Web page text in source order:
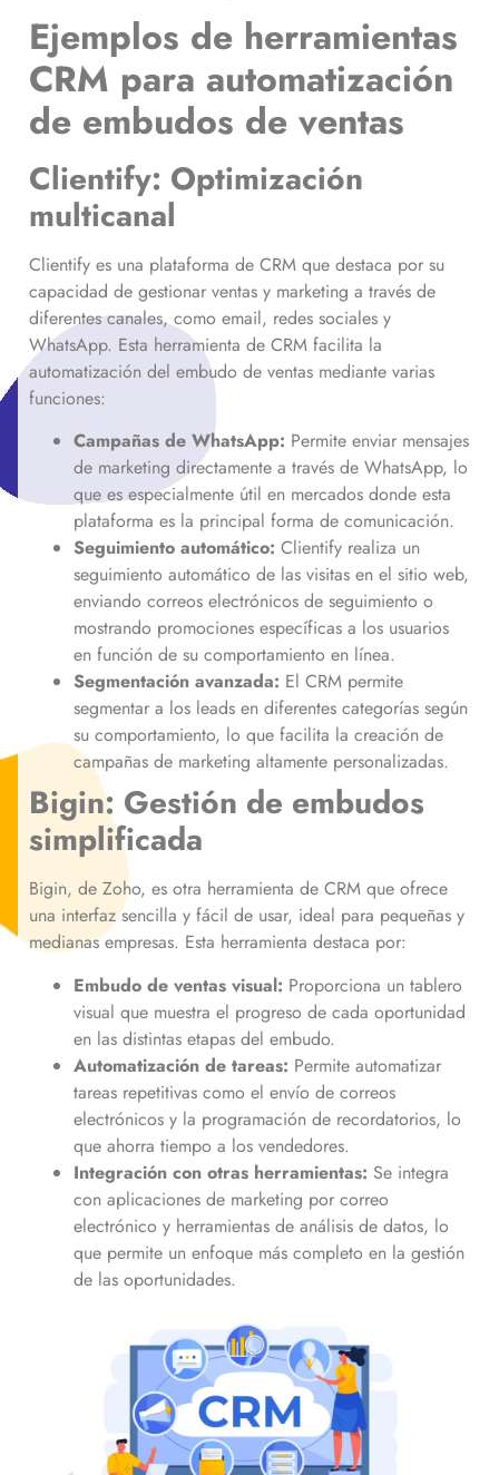
Ejemplos de herramientas
CRM para automatización
de embudos de ventas
Clientify: Optimización
multicanal
Clientify es una plataforma de CRM que destaca por su
capacidad de gestionar ventas y marketing a través de
diferentes canales, como email, redes sociales y
WhatsApp. Esta herramienta de CRM facilita la
automatización del embudo de ventas mediante varias
funciones:
Campañas de WhatsApp: Permite enviar mensajes
de marketing directamente a través de WhatsApp, lo
que es especialmente útil en mercados donde esta
plataforma es la principal forma de comunicación.
Seguimiento automático: Clientify realiza un
seguimiento automático de las visitas en el sitio web,
enviando correos electrónicos de seguimiento o
mostrando promociones específicas a los usuarios
en función de su comportamiento en línea.
Segmentación avanzada: El CRM permite
segmentar a los leads en diferentes categorías según
su comportamiento, lo que facilita la creación de
campañas de marketing altamente personalizadas.
Bigin: Gestión de embudos
simplificada
Bigin, de Zoho, es otra herramienta de CRM que ofrece
una interfaz sencilla y fácil de usar, ideal para pequeñas y
medianas empresas. Esta herramienta destaca por:
Embudo de ventas visual: Proporciona un tablero
visual que muestra el progreso de cada oportunidad
en las distintas etapas del embudo.
Automatización de tareas: Permite automatizar
tareas repetitivas como el envío de correos
electrónicos y la programación de recordatorios, lo
que ahorra tiempo a los vendedores.
Integración con otras herramientas: Se integra
con aplicaciones de marketing por correo
electrónico y herramientas de análisis de datos, lo
que permite un enfoque más completo en la gestión
de las oportunidades.